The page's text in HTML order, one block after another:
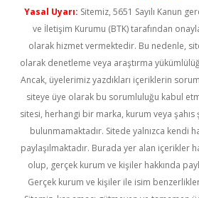
Yasal Uyarı: Sitemiz, 5651 Sayılı Kanun
ve İletişim Kurumu (BTK) tarafından
olarak hizmet vermektedir. Bu nedenle,
olarak denetleme veya araştırma
Ancak, üyelerimiz yazdıkları içeriklerin
siteye üye olarak bu sorumluluğu kabul
sitesi, herhangi bir marka, kurum veya şahıs
bulunmamaktadır. Sitede yalnızca kendi
paylaşılmaktadır. Burada yer alan içerikler
olup, gerçek kurum ve kişiler hakkında
Gerçek kurum ve kişiler ile isim